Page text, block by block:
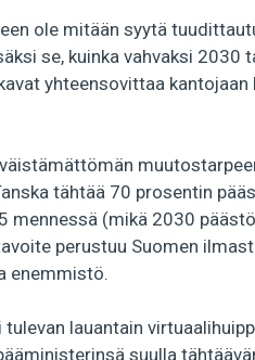
ole mitään syytä
se, kuinka vahvaksi 2030
yhteensovittaa
tähtää 70 prosentin
mennessä (mikä 2030
perustuu Suomen
enemmistö.
lauantain
suulla